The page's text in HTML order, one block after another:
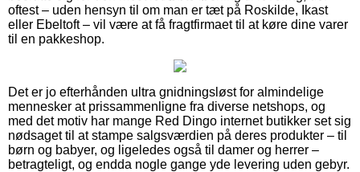
oftest – uden hensyn til om man er tæt på Roskilde, Ikast
eller Ebeltoft – vil være at få fragtfirmaet til at køre dine varer
til en pakkeshop.
Det er jo efterhånden ultra gnidningsløst for almindelige
mennesker at prissammenligne fra diverse netshops, og
med det motiv har mange Red Dingo internet butikker set sig
nødsaget til at stampe salgsværdien på deres produkter – til
børn og babyer, og ligeledes også til damer og herrer –
betragteligt, og endda nogle gange yde levering uden gebyr.